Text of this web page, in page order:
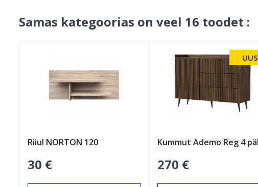
Samas kategoorias on veel 16 toodet :
Riiul NORTON 120
30 € 270 €
UUS